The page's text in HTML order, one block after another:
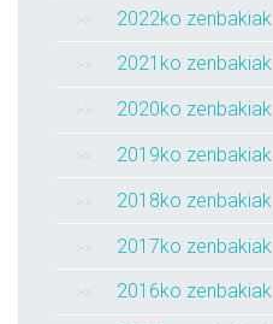
2022ko zenbakiak
2021ko zenbakiak
2020ko zenbakiak
2019ko zenbakiak
2018ko zenbakiak
2017ko zenbakiak
2016ko zenbakiak